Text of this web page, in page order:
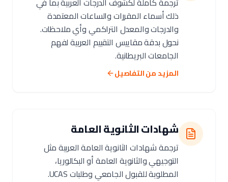
ذلك أسماء المقررات والساعات المعتمدة
والدرجات والمعدل التراكمي وأي ملاحظات.
نحول بدقة مقاييس التقييم العربية لفهم
الجامعات البريطانية.
المزيد من التفاصيل
شهادات الثانوية العامة
ترجمة شهادات الثانوية العامة العربية مثل
التوجيهي والثانوية العامة أو البكالوريا،
المطلوبة للقبول الجامعي وطلبات UCAS.